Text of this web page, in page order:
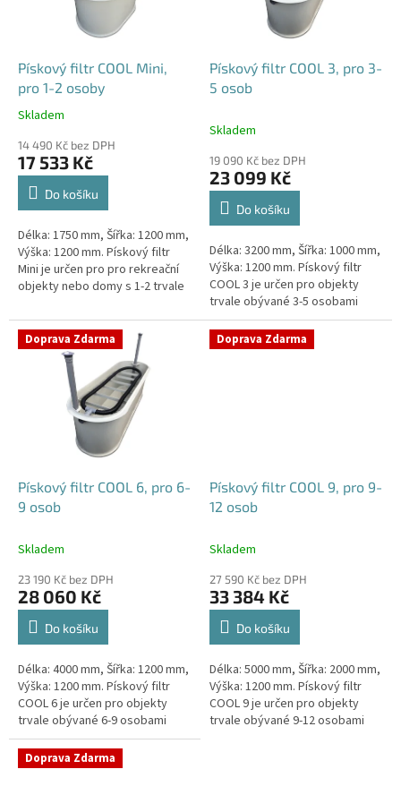
Pískový filtr COOL Mini,
pro 1-2 osoby
Průměrné
produktu
je
4,1
hvězdiček.
Skladem
14 490 Kč bez DPH
17 533 Kč
Do košíku
Délka: 1750 mm, Šířka: 1200 mm,
Výška: 1200 mm. Pískový filtr
Mini je určen pro pro rekreační
objekty nebo domy s 1-2 trvale
Pískový filtr COOL 3, pro 3-
5 osob
Skladem
19 090 Kč bez DPH
23 099 Kč
Do košíku
Délka: 3200 mm, Šířka: 1000 mm,
Výška: 1200 mm. Pískový filtr
COOL 3 je určen pro objekty
trvale obývané 3-5 osobami
Český výrobek!
Doprava Zdarma
Pískový filtr COOL 6, pro 6-
9 osob
Skladem
23 190 Kč bez DPH
28 060 Kč
Do košíku
Délka: 4000 mm, Šířka: 1200 mm,
Výška: 1200 mm. Pískový filtr
COOL 6 je určen pro objekty
trvale obývané 6-9 osobami
Český výrobek!
Doprava Zdarma
Pískový filtr COOL 9, pro 9-
12 osob
Skladem
27 590 Kč bez DPH
33 384 Kč
Do košíku
Délka: 5000 mm, Šířka: 2000 mm,
Výška: 1200 mm. Pískový filtr
COOL 9 je určen pro objekty
trvale obývané 9-12 osobami
Doprava Zdarma